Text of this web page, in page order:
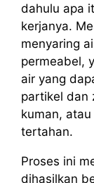
dahulu apa
kerjanya.
menyaring
permeabel,
air yang
partikel dan
kuman,
tertahan.
Proses ini
dihasilkan